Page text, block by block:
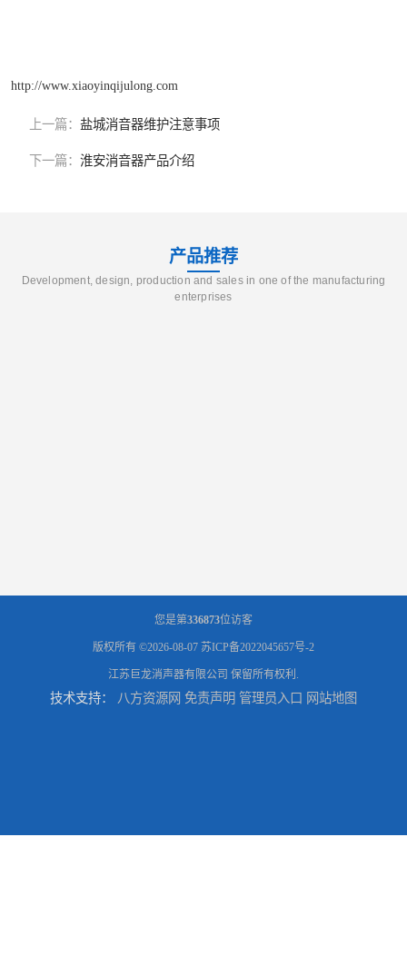
http://www.xiaoyinqijulong.com
上一篇： 盐城消音器维护注意事项
下一篇： 淮安消音器产品介绍
产品推荐
Development, design, production and sales in one of the manufacturing
enterprises
您是第336873位访客
版权所有 ©2026-08-07 苏ICP备2022045657号-2
江苏巨龙消声器有限公司 保留所有权利.
技术支持： 八方资源网 免责声明 管理员入口 网站地图